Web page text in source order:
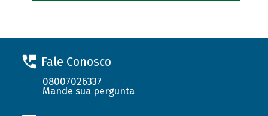
Fale Conosco
08007026337
Mande sua pergunta